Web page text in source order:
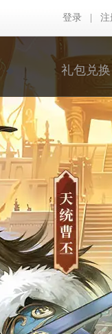
登录 注
礼包兑换